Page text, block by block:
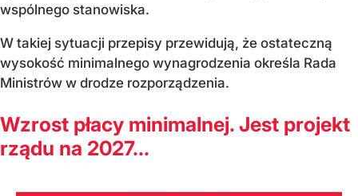
wspólnego stanowiska.
W takiej sytuacji przepisy przewidują, że ostateczną
wysokość minimalnego wynagrodzenia określa Rada
Ministrów w drodze rozporządzenia.
Wzrost płacy minimalnej. Jest projekt
rządu na 2027...